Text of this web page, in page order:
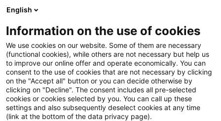
English
Information on the use of cookies
We use cookies on our website. Some of them are necessary
(functional cookies), while others are not necessary but help us
to improve our online offer and operate economically. You can
consent to the use of cookies that are not necessary by clicking
on the "Accept all" button or you can decide otherwise by
clicking on "Decline". The consent includes all pre-selected
cookies or cookies selected by you. You can call up these
settings and also subsequently deselect cookies at any time
(link at the bottom of the data privacy page).